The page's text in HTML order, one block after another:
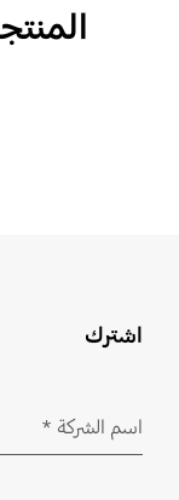
اشترك
اسم الشركة *